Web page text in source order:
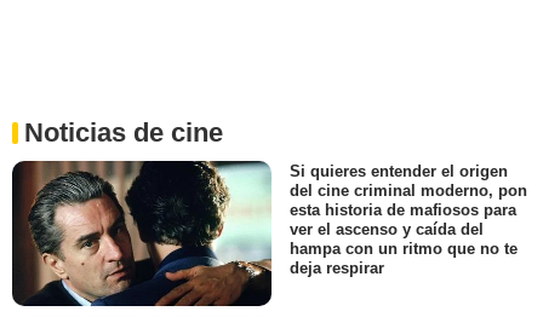
Noticias de cine
Si quieres entender el origen
del cine criminal moderno, pon
esta historia de mafiosos para
ver el ascenso y caída del
hampa con un ritmo que no te
deja respirar